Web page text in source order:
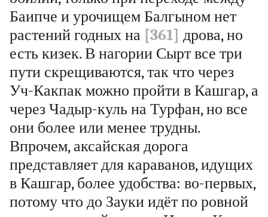
Баипче и урочищем Балгыном нет
растений годных на [361] дрова, но
есть кизек. В нагории Сырт все три
пути скрещиваются, так что через
Уч-Какпак можно пройти в Кашгар, а
через Чадыр-куль на Турфан, но все
они более или менее трудны.
Впрочем, аксайская дорога
представляет для караванов, идущих
в Кашгар, более удобства: во-первых,
потому что до Зауки идёт по ровной